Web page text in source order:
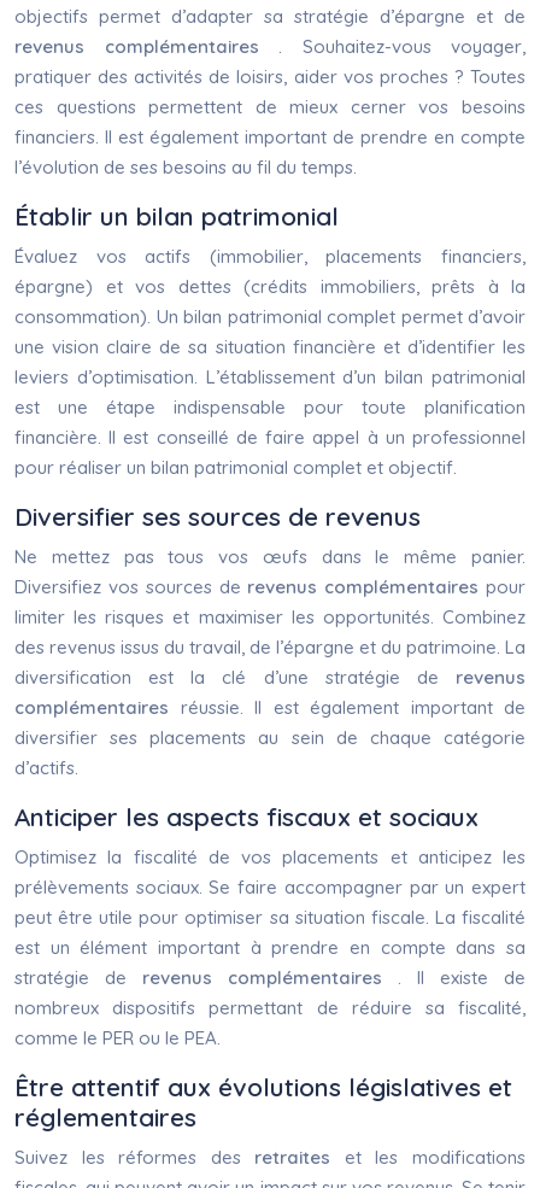
objectifs permet d’adapter sa stratégie d’épargne et de
revenus complémentaires . Souhaitez-vous voyager,
pratiquer des activités de loisirs, aider vos proches ? Toutes
ces questions permettent de mieux cerner vos besoins
financiers. Il est également important de prendre en compte
l’évolution de ses besoins au fil du temps.
Établir un bilan patrimonial
Évaluez vos actifs (immobilier, placements financiers,
épargne) et vos dettes (crédits immobiliers, prêts à la
consommation). Un bilan patrimonial complet permet d’avoir
une vision claire de sa situation financière et d’identifier les
leviers d’optimisation. L’établissement d’un bilan patrimonial
est une étape indispensable pour toute planification
financière. Il est conseillé de faire appel à un professionnel
pour réaliser un bilan patrimonial complet et objectif.
Diversifier ses sources de revenus
Ne mettez pas tous vos œufs dans le même panier.
Diversifiez vos sources de revenus complémentairespour
limiter les risques et maximiser les opportunités. Combinez
des revenus issus du travail, de l’épargne et du patrimoine. La
diversification est la clé d’une stratégie de revenus
complémentaires réussie. Il est également important de
diversifier ses placements au sein de chaque catégorie
d’actifs.
Anticiper les aspects fiscaux et sociaux
Optimisez la fiscalité de vos placements et anticipez les
prélèvements sociaux. Se faire accompagner par un expert
peut être utile pour optimiser sa situation fiscale. La fiscalité
est un élément important à prendre en compte dans sa
stratégie de revenus complémentaires . Il existe de
nombreux dispositifs permettant de réduire sa fiscalité,
comme le PER ou le PEA.
Être attentif aux évolutions législatives et
réglementaires
Suivez les réformes des retraites et les modifications